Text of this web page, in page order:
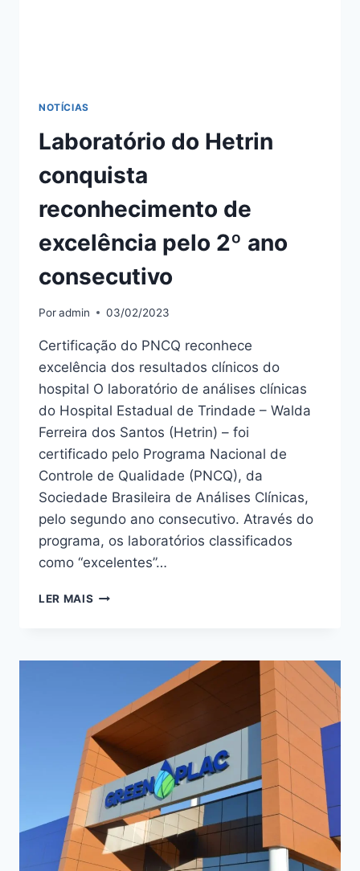
NOTÍCIAS
Laboratório do Hetrin
conquista
reconhecimento de
excelência pelo 2º ano
consecutivo
Poradmin 03/02/2023
Certificação do PNCQ reconhece
excelência dos resultados clínicos do
hospital O laboratório de análises clínicas
do Hospital Estadual de Trindade – Walda
Ferreira dos Santos (Hetrin) – foi
certificado pelo Programa Nacional de
Controle de Qualidade (PNCQ), da
Sociedade Brasileira de Análises Clínicas,
pelo segundo ano consecutivo. Através do
programa, os laboratórios classificados
como “excelentes”…
LER MAIS